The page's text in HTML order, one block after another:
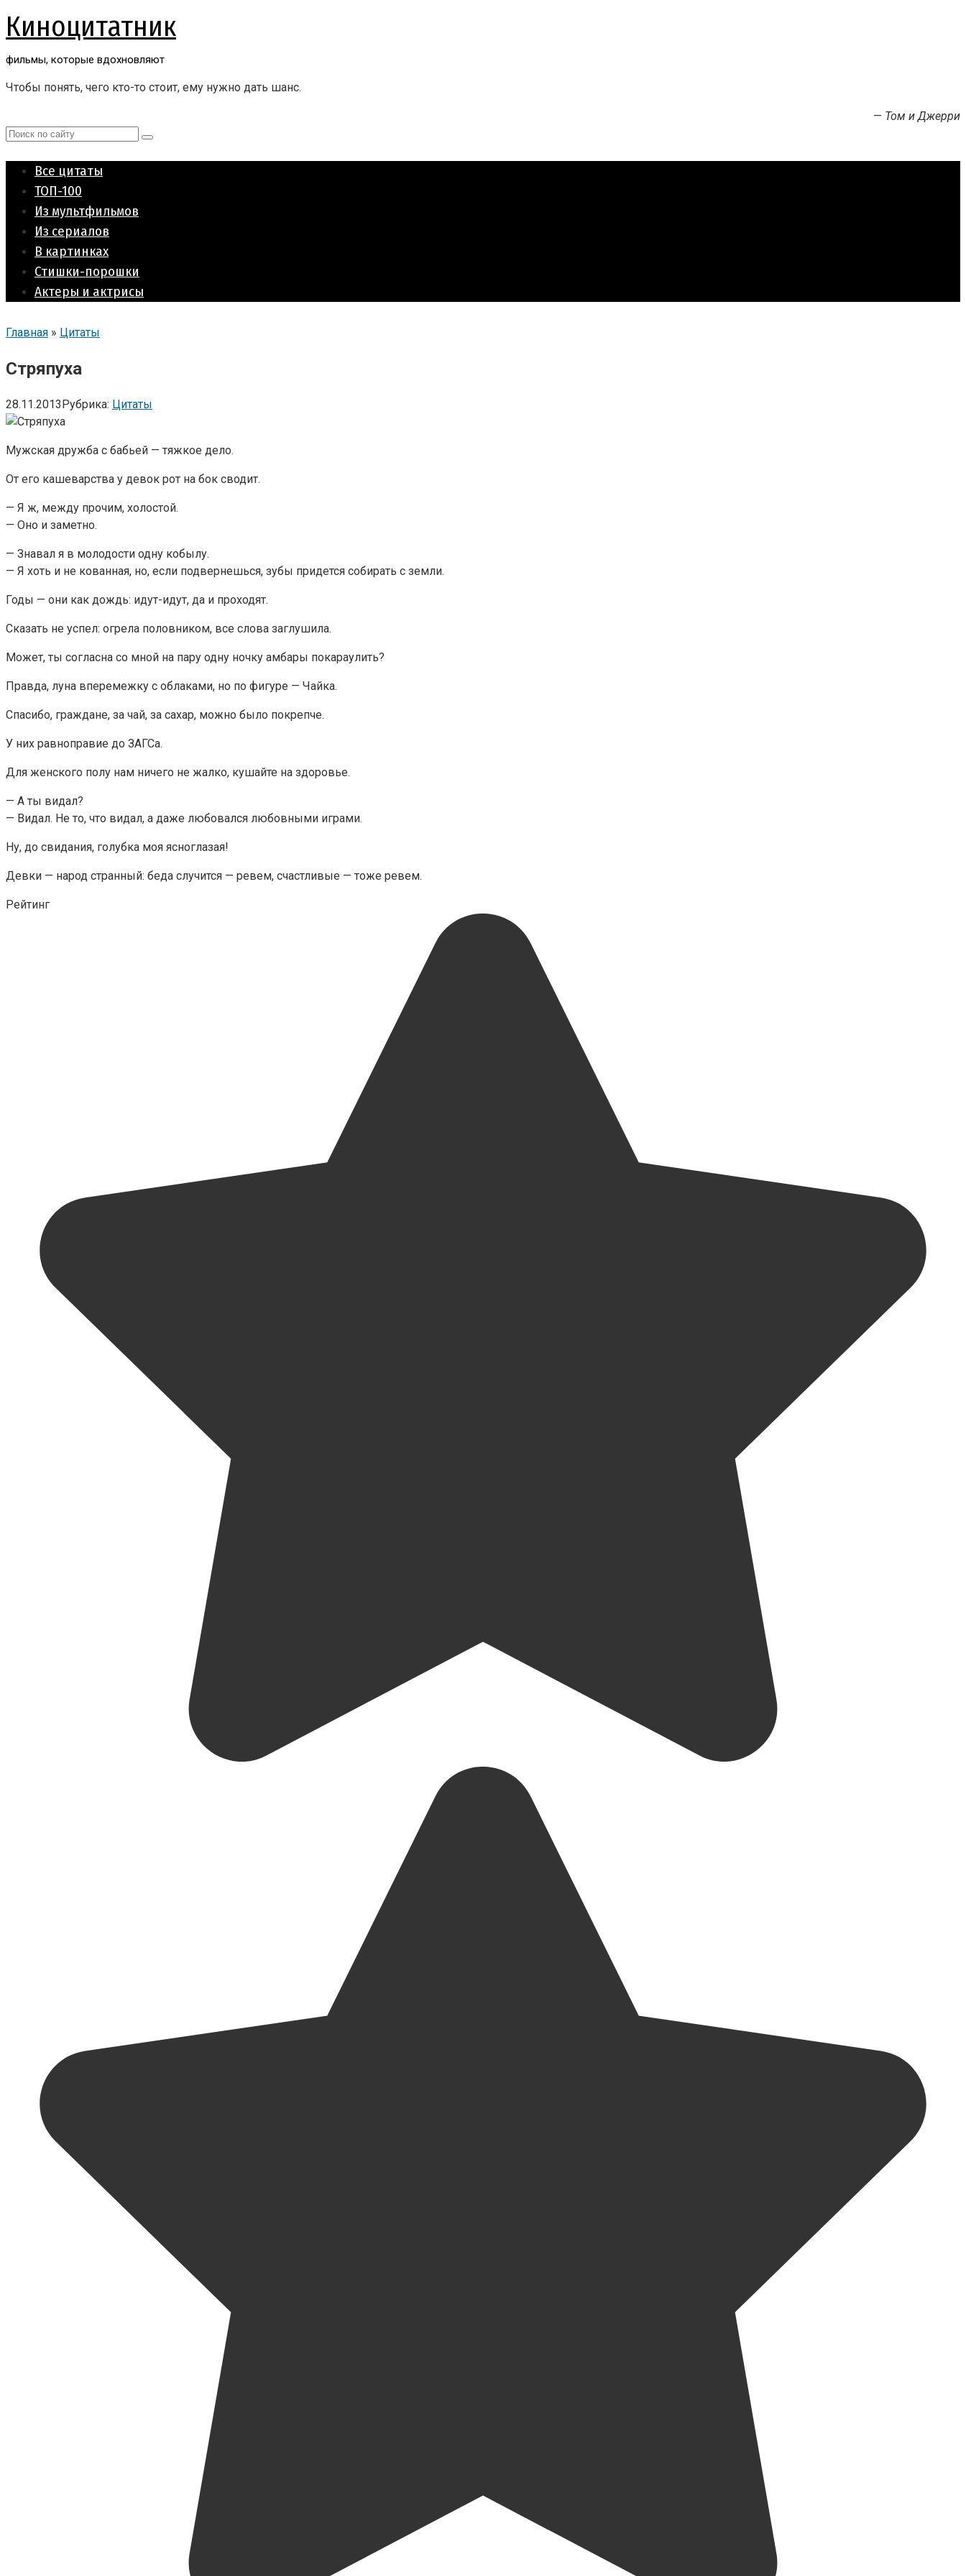
Перейти
к
Киноцитатник
фильмы, которые вдохновляют
Чтобы понять, чего кто-то стоит, ему нужно дать шанс.
— Том и Джерри
Поиск:
Все цитаты
ТОП-100
Из мультфильмов
Из сериалов
В картинках
Стишки-порошки
Актеры и актрисы
Главная » Цитаты
Стряпуха
28.11.2013Рубрика: Цитаты
Мужская дружба с бабьей — тяжкое дело.
От его кашеварства у девок рот на бок сводит.
— Я ж, между прочим, холостой.
— Оно и заметно.
— Знавал я в молодости одну кобылу.
— Я хоть и не кованная, но, если подвернешься, зубы придется собирать с земли.
Годы — они как дождь: идут-идут, да и проходят.
Сказать не успел: огрела половником, все слова заглушила.
Может, ты согласна со мной на пару одну ночку амбары покараулить?
Правда, луна вперемежку с облаками, но по фигуре — Чайка.
Спасибо, граждане, за чай, за сахар, можно было покрепче.
У них равноправие до ЗАГСа.
Для женского полу нам ничего не жалко, кушайте на здоровье.
— А ты видал?
— Видал. Не то, что видал, а даже любовался любовными играми.
Ну, до свидания, голубка моя ясноглазая!
Девки — народ странный: беда случится — ревем, счастливые — тоже ревем.
Рейтинг